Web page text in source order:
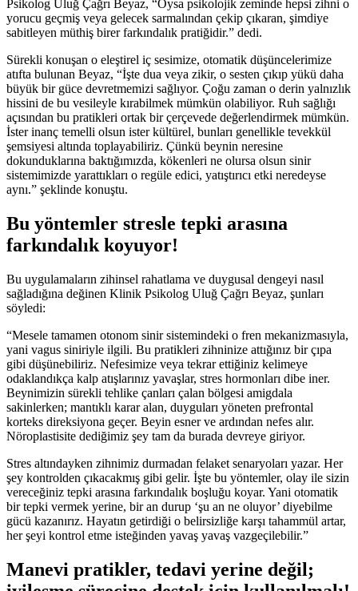
Psikolog Uluğ Çağrı Beyaz, “Oysa psikolojik zeminde hepsi zihni o
yorucu geçmiş veya gelecek sarmalından çekip çıkaran, şimdiye
sabitleyen müthiş birer farkındalık pratiğidir.” dedi.
Sürekli konuşan o eleştirel iç sesimize, otomatik düşüncelerimize
atıfta bulunan Beyaz, “İşte dua veya zikir, o sesten çıkıp yükü daha
büyük bir güce devretmemizi sağlıyor. Çoğu zaman o derin yalnızlık
hissini de bu vesileyle kırabilmek mümkün olabiliyor. Ruh sağlığı
açısından bu pratikleri ortak bir çerçevede değerlendirmek mümkün.
İster inanç temelli olsun ister kültürel, bunları genellikle tevekkül
şemsiyesi altında toplayabiliriz. Çünkü beynin neresine
dokunduklarına baktığımızda, kökenleri ne olursa olsun sinir
sistemimizde yarattıkları o regüle edici, yatıştırıcı etki neredeyse
aynı.” şeklinde konuştu.
Bu yöntemler stresle tepki arasına
farkındalık koyuyor!
Bu uygulamaların zihinsel rahatlama ve duygusal dengeyi nasıl
sağladığına değinen Klinik Psikolog Uluğ Çağrı Beyaz, şunları
söyledi:
“Mesele tamamen otonom sinir sistemindeki o fren mekanizmasıyla,
yani vagus siniriyle ilgili. Bu pratikleri zihninize attığınız bir çıpa
gibi düşünebiliriz. Nefesimize veya tekrar ettiğiniz kelimeye
odaklandıkça kalp atışlarınız yavaşlar, stres hormonları dibe iner.
Beynimizin sürekli tehlike çanları çalan bölgesi amigdala
sakinlerken; mantıklı karar alan, duyguları yöneten prefrontal
korteks direksiyona geçer. Beyin esner ve ardından nefes alır.
Nöroplastisite dediğimiz şey tam da burada devreye giriyor.
Stres altındayken zihnimiz durmadan felaket senaryoları yazar. Her
şey kontrolden çıkacakmış gibi gelir. İşte bu yöntemler, olay ile sizin
vereceğiniz tepki arasına farkındalık boşluğu koyar. Yani otomatik
bir tepki vermek yerine, bir an durup ‘şu an ne oluyor’ diyebilme
gücü kazanırız. Hayatın getirdiği o belirsizliğe karşı tahammül artar,
her şeyi kontrol etme isteğinden yavaş yavaş vazgeçilebilir.”
Manevi pratikler, tedavi yerine değil;